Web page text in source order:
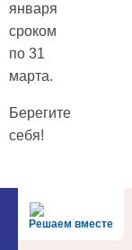
января
сроком
по 31
марта.
Берегите
себя!
Решаем вместе